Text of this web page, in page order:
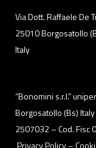
Via Dott. Raffaele De
25010 Borgosatollo
Italy
“Bonomini s.r.l.”
Borgosatollo (Bs)
2507032 – Cod. Fisc
Privacy Policy–